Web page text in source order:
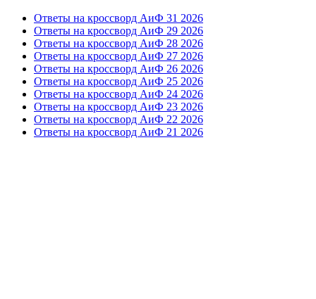
Ответы на кроссворд АиФ 31 2026
Ответы на кроссворд АиФ 29 2026
Ответы на кроссворд АиФ 28 2026
Ответы на кроссворд АиФ 27 2026
Ответы на кроссворд АиФ 26 2026
Ответы на кроссворд АиФ 25 2026
Ответы на кроссворд АиФ 24 2026
Ответы на кроссворд АиФ 23 2026
Ответы на кроссворд АиФ 22 2026
Ответы на кроссворд АиФ 21 2026